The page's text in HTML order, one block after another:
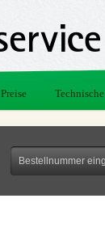
Preise